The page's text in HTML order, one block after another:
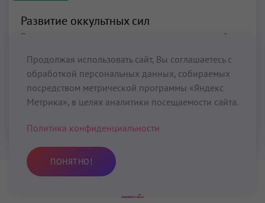
Развитие оккультных сил
Развитие оккультных сил – комплекс упражнений
октября 1969. Он состоит всего из трех упражнений.
Эту крийю можно встретить в книге Каур Хальса и
Энн Мари Максвелл «Сексуальность и Духовность».
Читать далее...
Продолжая использовать сайт, Вы соглашаетесь с
обработкой персональных данных, собираемых
посредством метрической программы «Яндекс
Метрика», в целях аналитики посещаемости сайта.
Политика конфиденциальности
ПОНЯТНО!